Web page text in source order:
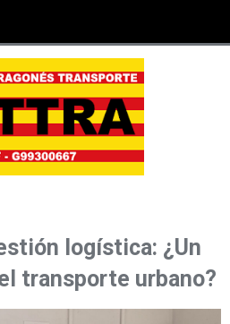
logística: ¿Un
transporte urbano?